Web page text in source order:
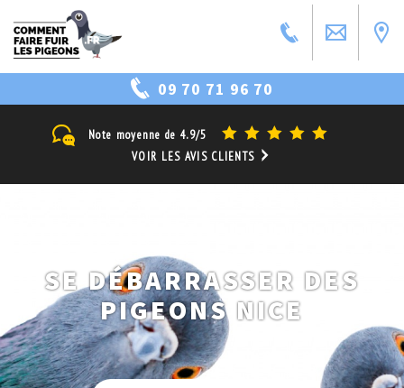
09 70 71 96 70
Note moyenne de 4.9/5
VOIR LES AVIS CLIENTS
SE DÉBARRASSER DES
PIGEONS NICE